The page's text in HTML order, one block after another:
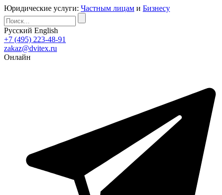
Юридические услуги: Частным лицам и Бизнесу
Русский English
+7 (495) 223-48-91
zakaz@dvitex.ru
Онлайн